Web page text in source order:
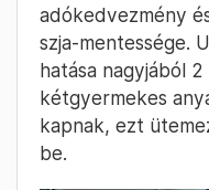
adókedvezmény
szja-mentessége.
hatása nagyjából
kétgyermekes
kapnak, ezt
be.